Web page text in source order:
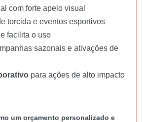
com forte apelo visual
torcida e eventos esportivos
facilita o uso
sazonais e ativações de
para ações de alto impacto
um orçamento personalizado e